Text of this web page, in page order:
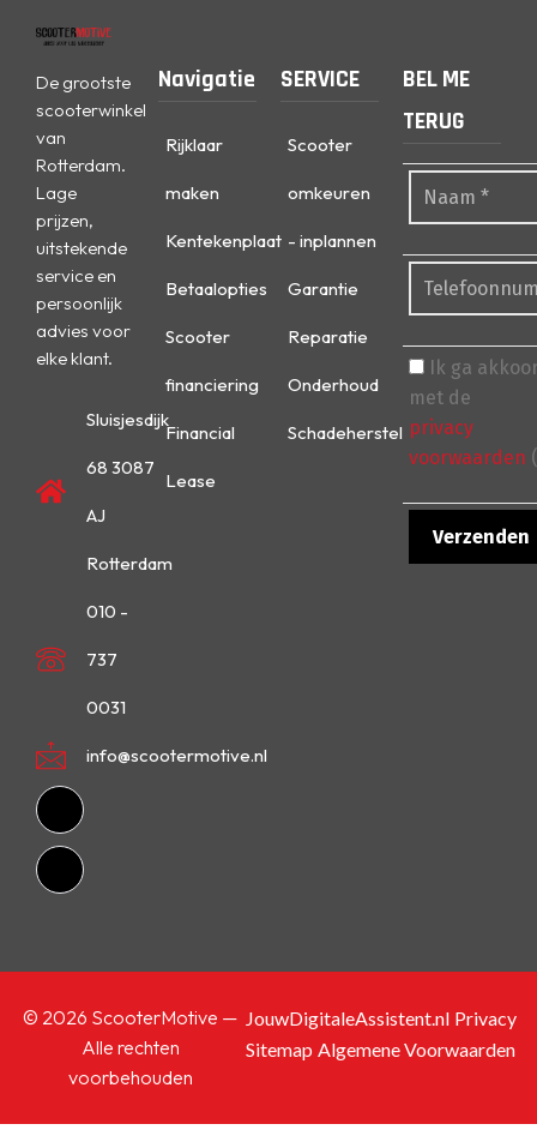
De grootste
scooterwinkel
van
Rotterdam.
Lage
prijzen,
uitstekende
service en
persoonlijk
advies voor
elke klant.
Sluisjesdijk
68 3087
AJ
Rotterdam
010 -
737
0031
info@scootermotive.nl
Navigatie
Rijklaar
maken
Kentekenplaat
Betaalopties
Scooter
financiering
Financial
Lease
SERVICE
Scooter
omkeuren
- inplannen
Garantie
Reparatie
Onderhoud
Schadeherstel
BEL ME
TERUG
Ik ga
met de
privacy
voorwaarden
© 2026 ScooterMotive —
Alle rechten
voorbehouden
JouwDigitaleAssistent.nl Privacy
Sitemap Algemene Voorwaarden